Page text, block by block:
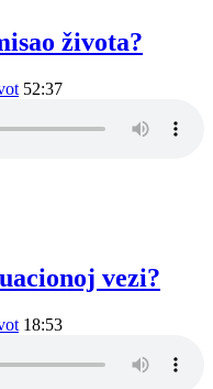
života?
52:37
vezi?
18:53